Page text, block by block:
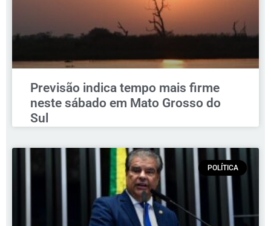
Previsão indica tempo mais firme
neste sábado em Mato Grosso do
Sul
POLÍTICA